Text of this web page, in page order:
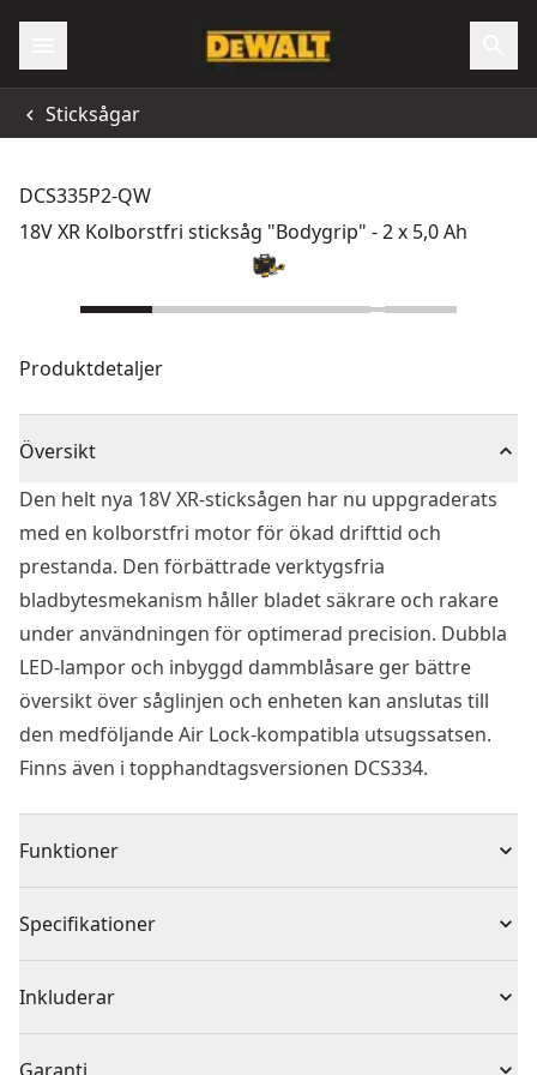
Sticksågar
DCS335P2-QW
18V XR Kolborstfri sticksåg "Bodygrip" - 2 x 5,0 Ah
Produktdetaljer
Översikt
Den helt nya 18V XR-sticksågen har nu uppgraderats
med en kolborstfri motor för ökad drifttid och
prestanda. Den förbättrade verktygsfria
bladbytesmekanism håller bladet säkrare och rakare
under användningen för optimerad precision. Dubbla
LED-lampor och inbyggd dammblåsare ger bättre
översikt över såglinjen och enheten kan anslutas till
den medföljande Air Lock-kompatibla utsugssatsen.
Finns även i topphandtagsversionen DCS334.
Funktioner
snabba kontrollerade snitt och större säkerhet
flesta material
Verktygsfri sågfot med antirepsko justeras i 45° åt
Specifikationer
Produkttyp Sticksåg
Spänning 18V
Inkluderar